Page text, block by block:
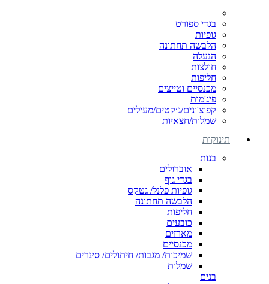
בגדי ספורט
גופיות
הלבשה תחתונה
הנעלה
חולצות
חליפות
מכנסיים וטייצים
פיג'מות
קפוצ'ונים/ג׳קטים/מעילים
שמלות/חצאיות
תינוקות
בנות
אוברולים
בגדי גוף
גופיות פלנל/ גטקס
הלבשה תחתונה
חליפות
כובעים
מארזים
מכנסיים
שמיכות/ מגבות/ חיתולים/ סינרים
שמלות
בנים